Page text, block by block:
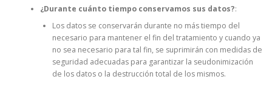
¿Durante cuánto tiempo conservamos sus datos?:
Los datos se conservarán durante no más tiempo del
necesario para mantener el fin del tratamiento y cuando ya
no sea necesario para tal fin, se suprimirán con medidas de
seguridad adecuadas para garantizar la seudonimización
de los datos o la destrucción total de los mismos.